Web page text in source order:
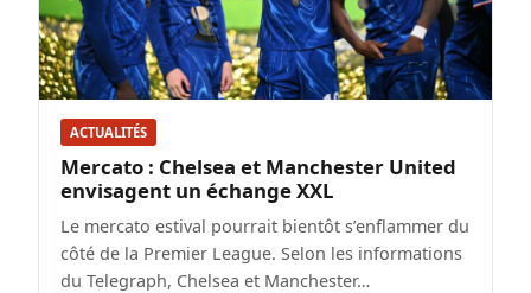
ACTUALITÉS
Mercato : Chelsea et Manchester United
envisagent un échange XXL
Le mercato estival pourrait bientôt s’enflammer du
côté de la Premier League. Selon les informations
du Telegraph, Chelsea et Manchester…